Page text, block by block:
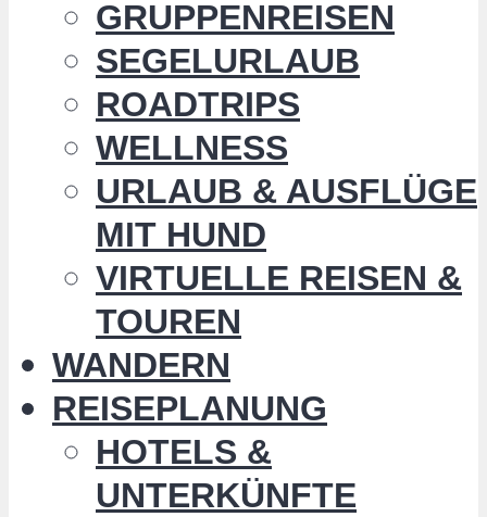
GRUPPENREISEN
SEGELURLAUB
ROADTRIPS
WELLNESS
URLAUB & AUSFLÜGE
MIT HUND
VIRTUELLE REISEN &
TOUREN
WANDERN
REISEPLANUNG
HOTELS &
UNTERKÜNFTE